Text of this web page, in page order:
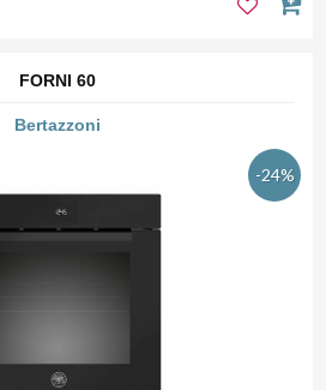
FORNI 60
Bertazzoni
-24%